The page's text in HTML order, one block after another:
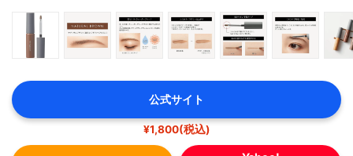
公式サイト
¥1,800(税込)